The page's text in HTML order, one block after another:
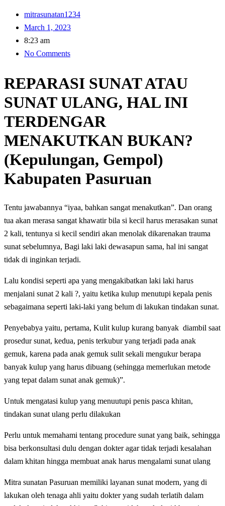
mitrasunatan1234
March 1, 2023
8:23 am
No Comments
REPARASI SUNAT ATAU
SUNAT ULANG, HAL INI
TERDENGAR
MENAKUTKAN BUKAN?
(Kepulungan, Gempol)
Kabupaten Pasuruan
Tentu jawabannya “iyaa, bahkan sangat menakutkan”. Dan orang
tua akan merasa sangat khawatir bila si kecil harus merasakan sunat
2 kali, tentunya si kecil sendiri akan menolak dikarenakan trauma
sunat sebelumnya, Bagi laki laki dewasapun sama, hal ini sangat
tidak di inginkan terjadi.
Lalu kondisi seperti apa yang mengakibatkan laki laki harus
menjalani sunat 2 kali ?, yaitu ketika kulup menutupi kepala penis
sebagaimana seperti laki-laki yang belum di lakukan tindakan sunat.
Penyebabya yaitu, pertama, Kulit kulup kurang banyak diambil saat
prosedur sunat, kedua, penis terkubur yang terjadi pada anak
gemuk, karena pada anak gemuk sulit sekali mengukur berapa
banyak kulup yang harus dibuang (sehingga memerlukan metode
yang tepat dalam sunat anak gemuk)”.
Untuk mengatasi kulup yang menuutupi penis pasca khitan,
tindakan sunat ulang perlu dilakukan
Perlu untuk memahami tentang procedure sunat yang baik, sehingga
bisa berkonsultasi dulu dengan dokter agar tidak terjadi kesalahan
dalam khitan hingga membuat anak harus mengalami sunat ulang
Mitra sunatan Pasuruan memiliki layanan sunat modern, yang di
lakukan oleh tenaga ahli yaitu dokter yang sudah terlatih dalam